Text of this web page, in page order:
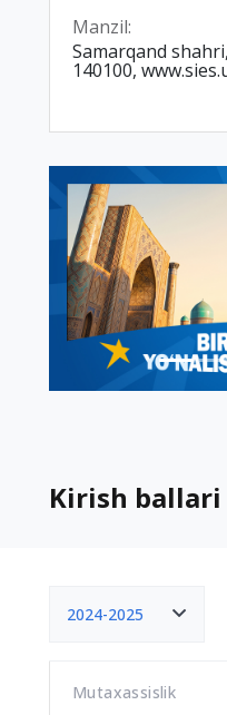
Manzil:
Samarqand
140100,
Kirish
2024-2025
Mutaxassislik